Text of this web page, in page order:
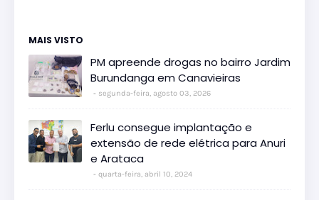
MAIS VISTO
PM apreende drogas no bairro Jardim
Burundanga em Canavieiras
segunda-feira, agosto 03, 2026
Ferlu consegue implantação e
extensão de rede elétrica para Anuri
e Arataca
quarta-feira, abril 10, 2024